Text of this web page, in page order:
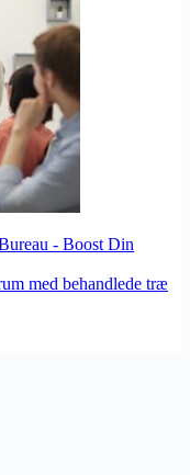
- Boost Din
med behandlede træ